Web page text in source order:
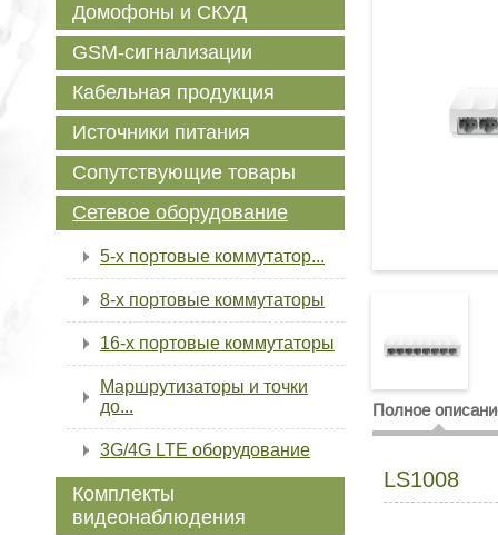
Полное
LS1008
Домофоны и СКУД
GSM-сигнализации
Кабельная продукция
Источники питания
Сопутствующие товары
Сетевое оборудование
5-х портовые коммутатор...
8-х портовые коммутаторы
16-х портовые коммутаторы
Маршрутизаторы и точки
до...
3G/4G LTE оборудование
Комплекты
видеонаблюдения